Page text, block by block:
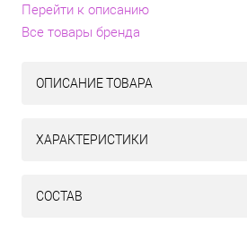
Перейти к описанию
Все товары бренда
ОПИСАНИЕ ТОВАРА
ХАРАКТЕРИСТИКИ
СОСТАВ